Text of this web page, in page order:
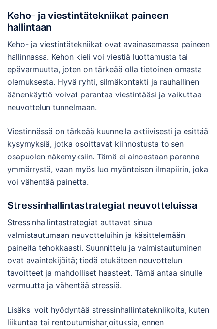
Keho- ja viestintätekniikat paineen
hallintaan
Keho- ja viestintätekniikat ovat avainasemassa paineen
hallinnassa. Kehon kieli voi viestiä luottamusta tai
epävarmuutta, joten on tärkeää olla tietoinen omasta
olemuksesta. Hyvä ryhti, silmäkontakti ja rauhallinen
äänenkäyttö voivat parantaa viestintääsi ja vaikuttaa
neuvottelun tunnelmaan.
Viestinnässä on tärkeää kuunnella aktiivisesti ja esittää
kysymyksiä, jotka osoittavat kiinnostusta toisen
osapuolen näkemyksiin. Tämä ei ainoastaan paranna
ymmärrystä, vaan myös luo myönteisen ilmapiirin, joka
voi vähentää painetta.
Stressinhallintastrategiat neuvotteluissa
Stressinhallintastrategiat auttavat sinua
valmistautumaan neuvotteluihin ja käsittelemään
paineita tehokkaasti. Suunnittelu ja valmistautuminen
ovat avaintekijöitä; tiedä etukäteen neuvottelun
tavoitteet ja mahdolliset haasteet. Tämä antaa sinulle
varmuutta ja vähentää stressiä.
Lisäksi voit hyödyntää stressinhallintatekniikoita, kuten
liikuntaa tai rentoutumisharjoituksia, ennen